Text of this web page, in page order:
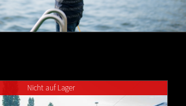
Nicht auf Lager